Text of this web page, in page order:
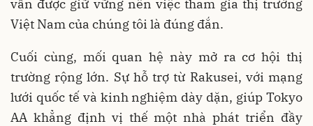
vẫn được giữ vững nên việc tham gia thị trường
Việt Nam của chúng tôi là đúng đắn.
Cuối cùng, mối quan hệ này mở ra cơ hội thị
trường rộng lớn. Sự hỗ trợ từ Rakusei, với mạng
lưới quốc tế và kinh nghiệm dày dặn, giúp Tokyo
AA khẳng định vị thế một nhà phát triển đầy